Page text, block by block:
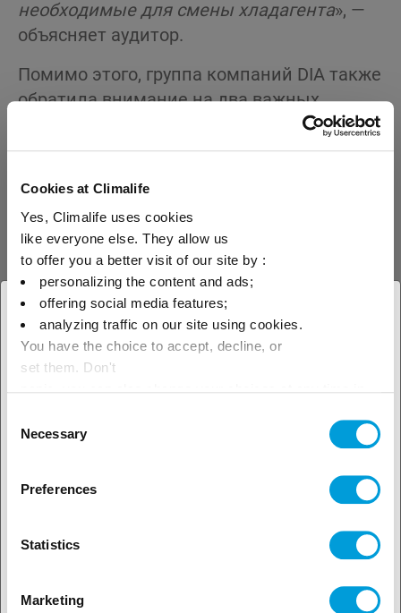
Cookies at Climalife
Yes, Climalife uses cookies
like everyone else. They allow us
to offer you a better visit of our site by :
personalizing the content and ads;
offering social media features;
analyzing traffic on our site using cookies.
You have the choice to accept, decline, or
set them. Don't
Selection
Necessary
Preferences
Statistics
Marketing
× Закрыть
Выберите свое
чтобы узнать о наших
необходимые для смены хладагента», —
объясняет аудитор.
Помимо этого, группа компаний DIA также
обратила внимание на два важных
момента. Трубки могут оказаться
слишком малы, что не только приведет к
хладагентом, но и к уменьшению
холодопроизводительности централи на
35–45 %, в зависимости от температуры
окружающего воздуха. Аудитор добавляет,
что если установка сможет выдержать эту
потерю, она получит значительные
преимущества: сможет работать с более
низким давлением и не будет
время жарких сезонов; у испарителя
наполовину. В таком случае машины
работают с меньшей нагрузкой, а риск
утечки значительно снижается. »
Если система не сможет работать с такой